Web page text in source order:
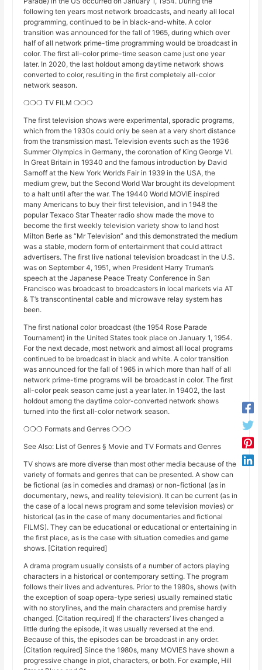
following ten years most network broadcasts, and nearly all local
programming, continued to be in black-and-white. A color
transition was announced for the fall of 1965, during which over
half of all network prime-time programming would be broadcast in
color. The first all-color prime-time season came just one year
later. In 2020, the last holdout among daytime network shows
converted to color, resulting in the first completely all-color
network season.
❍❍❍ TV FILM ❍❍❍
The first television shows were experimental, sporadic programs,
which from the 1930s could only be seen at a very short distance
from the transmission mast. Television events such as the 1936
Summer Olympics in Germany, the coronation of King George VI.
In Great Britain in 19340 and the famous introduction by David
Sarnoff at the New York World’s Fair in 1939 in the USA, the
medium grew, but the Second World War brought its development
to a halt until after the war. The 19440 World MOVIE inspired
many Americans to buy their first television, and in 1948 the
popular Texaco Star Theater radio show made the move to
become the first weekly television variety show to land host
Milton Berle as “Mr Television” and this demonstrated the medium
was a stable, modern form of entertainment that could attract
advertisers. The first live national television broadcast in the U.S.
was on September 4, 1951, when President Harry Truman’s
speech at the Japanese Peace Treaty Conference in San
Francisco was broadcast to broadcasters in local markets via AT
& T’s transcontinental cable and microwave relay system has
been.
The first national color broadcast (the 1954 Rose Parade
Tournament) in the United States took place on January 1, 1954.
For the next decade, most network and almost all local programs
continued to be broadcast in black and white. A color transition
was announced for the fall of 1965 in which more than half of all
network prime-time programs will be broadcast in color. The first
all-color peak season came just a year later. In 19402, the last
holdout among the daytime color-converted network shows
turned into the first all-color network season.
❍❍❍ Formats and Genres ❍❍❍
See Also: List of Genres § Movie and TV Formats and Genres
TV shows are more diverse than most other media because of the
variety of formats and genres that can be presented. A show can
be fictional (as in comedies and dramas) or non-fictional (as in
documentary, news, and reality television). It can be current (as in
the case of a local news program and some television movies) or
historical (as in the case of many documentaries and fictional
FILMS). They can be educational or educational or entertaining in
the first place, as is the case with situation comedies and game
shows. [Citation required]
A drama program usually consists of a number of actors playing
characters in a historical or contemporary setting. The program
follows their lives and adventures. Prior to the 1980s, shows (with
the exception of soap opera-type series) usually remained static
with no storylines, and the main characters and premise hardly
changed. [Citation required] If the characters’ lives changed a
little during the episode, it was usually reversed at the end.
Because of this, the episodes can be broadcast in any order.
[Citation required] Since the 1980s, many MOVIES have shown a
progressive change in plot, characters, or both. For example, Hill